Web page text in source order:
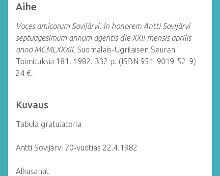
Aihe
Voces amicorum Sovijärvi. In honorem Antti Sovijärvi
septuagesimum annum agentis die XXII mensis aprilis
anno MCMLXXXII. Suomalais-Ugrilaisen Seuran
Toimituksia 181. 1982. 332 p. (ISBN 951-9019-52-9)
24 €.
Kuvaus
Tabula gratulatoria
Antti Sovijärvi 70-vuotias 22.4.1982
Alkusanat